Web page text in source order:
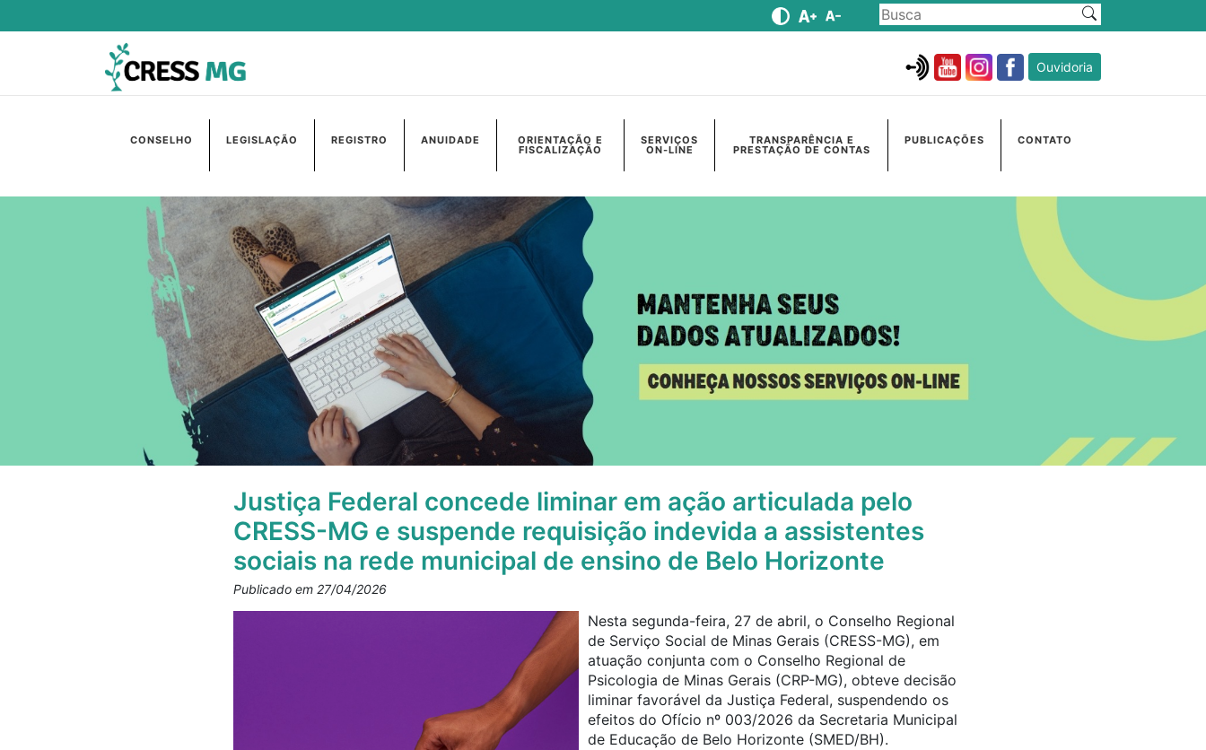
Ouvidoria
CONSELHO LEGISLAÇÃO REGISTRO ANUIDADE ORIENTAÇÃO E
FISCALIZAÇÃO
SERVIÇOS
ON-LINE
TRANSPARÊNCIA E
PRESTAÇÃO DE CONTAS
PUBLICAÇÕES CONTATO
Justiça Federal concede liminar em ação articulada pelo
CRESS-MG e suspende requisição indevida a assistentes
sociais na rede municipal de ensino de Belo Horizonte
Publicado em 27/04/2026
Nesta segunda-feira, 27 de abril, o Conselho Regional
de Serviço Social de Minas Gerais (CRESS-MG), em
atuação conjunta com o Conselho Regional de
Psicologia de Minas Gerais (CRP-MG), obteve decisão
liminar favorável da Justiça Federal, suspendendo os
efeitos do Ofício nº 003/2026 da Secretaria Municipal
de Educação de Belo Horizonte (SMED/BH).